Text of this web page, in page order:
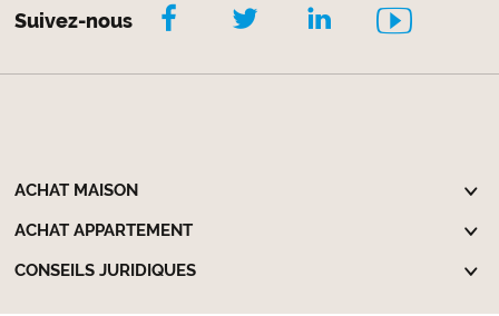
Suivez-nous
ACHAT MAISON
ACHAT APPARTEMENT
CONSEILS JURIDIQUES